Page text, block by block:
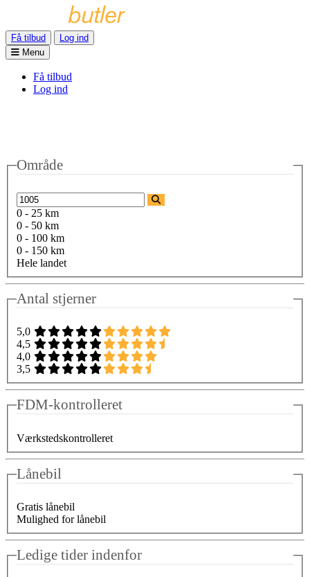
Få tilbud
Log ind
Menu
Få tilbud
Log ind
Område
0 - 25 km
0 - 50 km
0 - 100 km
0 - 150 km
Hele landet
Antal stjerner
5,0
4,5
4,0
3,5
FDM-kontrolleret
Værkstedskontrolleret
Lånebil
Gratis lånebil
Mulighed for lånebil
Ledige tider indenfor